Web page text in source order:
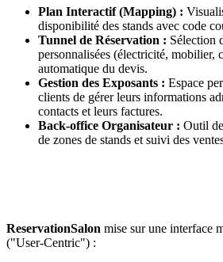
Plan Interactif (Mapping) :
disponibilité des stands avec code
Tunnel de Réservation : Sélection
personnalisées (électricité, mobilier,
automatique du devis.
Gestion des Exposants : Espace
clients de gérer leurs informations
contacts et leurs factures.
Back-office Organisateur : Outil
de zones de stands et suivi des
ReservationSalon mise sur une interface
("User-Centric") :